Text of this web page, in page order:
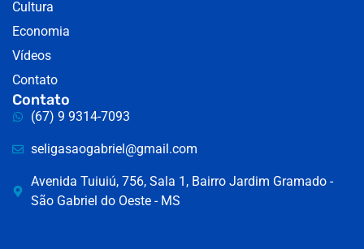
Cultura
Economia
Vídeos
Contato
Contato
(67) 9 9314-7093
seligasaogabriel@gmail.com
Avenida Tuiuiú, 756, Sala 1, Bairro Jardim Gramado -
São Gabriel do Oeste - MS